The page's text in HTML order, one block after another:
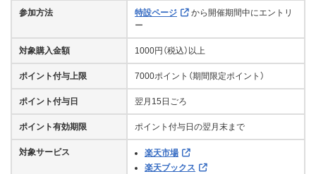
参加方法 特設ページ
から開催期間中にエントリ
ー
対象購入金額 1000円（税込）以上
ポイント付与上限 7000ポイント（期間限定ポイント）
ポイント付与日 翌月15日ごろ
ポイント有効期限 ポイント付与日の翌月末まで
対象サービス
楽天市場
楽天ブックス